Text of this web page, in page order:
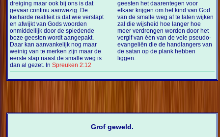
dreiging maar ook bij ons is dat
gevaar continu aanwezig. De
keiharde realiteit is dat wie verslapt
en afwijkt van Gods woorden
onmiddellijk door de spiedende
boze geesten wordt aangepakt.
Daar kan aanvankelijk nog maar
weinig van te merken zijn maar de
eerste stap naast de smalle weg is
dan al gezet. InSpreuken 2:12
geesten het daarentegen voor
elkaar krijgen om het kind van God
van de smalle weg af te laten wijken
zal die wijsheid hoe langer hoe
meer verdrongen worden door het
vergif van één van de vele pseudo-
evangeliën die de handlangers van
de satan op de plank hebben
liggen.
Grof geweld.